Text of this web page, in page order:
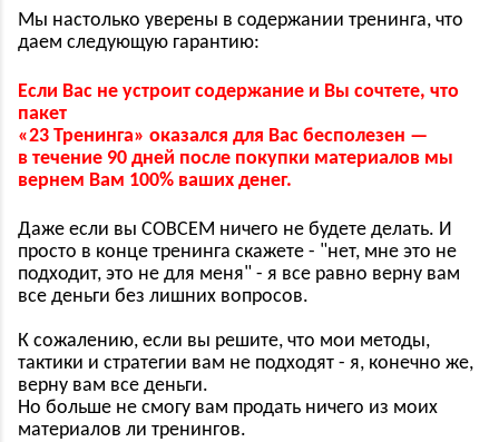
Мы настолько уверены в содержании тренинга, что
даем следующую гарантию:
Если Вас не устроит содержание и Вы сочтете, что
пакет
«23 Тренинга» оказался для Вас бесполезен —
в течение 90 дней после покупки материалов мы
вернем Вам 100% ваших денег.
Даже если вы СОВСЕМ ничего не будете делать. И
просто в конце тренинга скажете - "нет, мне это не
подходит, это не для меня" - я все равно верну вам
все деньги без лишних вопросов.
К сожалению, если вы решите, что мои методы,
тактики и стратегии вам не подходят - я, конечно же,
верну вам все деньги.
Но больше не смогу вам продать ничего из моих
материалов ли тренингов.